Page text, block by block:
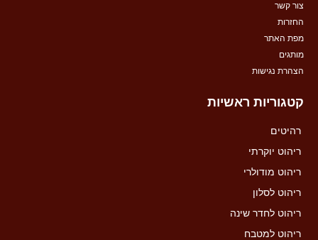
צור קשר
החזרות
מפת האתר
מותגים
הצהרת נגישות
קטגוריות ראשיות
רהיטים
ריהוט יוקרתי
ריהוט מודולרי
ריהוט לסלון
ריהוט לחדר שינה
ריהוט למטבח